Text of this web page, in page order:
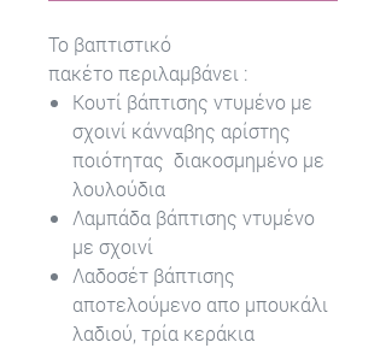
Το βαπτιστικό
πακέτο περιλαμβάνει :
Κουτί βάπτισης ντυμένο με
σχοινί κάνναβης αρίστης
ποιότητας διακοσμημένο με
λουλούδια
Λαμπάδα βάπτισης ντυμένο
με σχοινί
Λαδοσέτ βάπτισης
αποτελούμενο απο μπουκάλι
λαδιού, τρία κεράκια